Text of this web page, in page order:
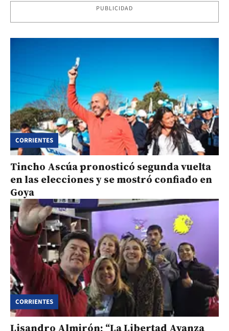
PUBLICIDAD
CORRIENTES
Tincho Ascúa pronosticó segunda vuelta
en las elecciones y se mostró confiado en
Goya
CORRIENTES
Lisandro Almirón: “La Libertad Avanza